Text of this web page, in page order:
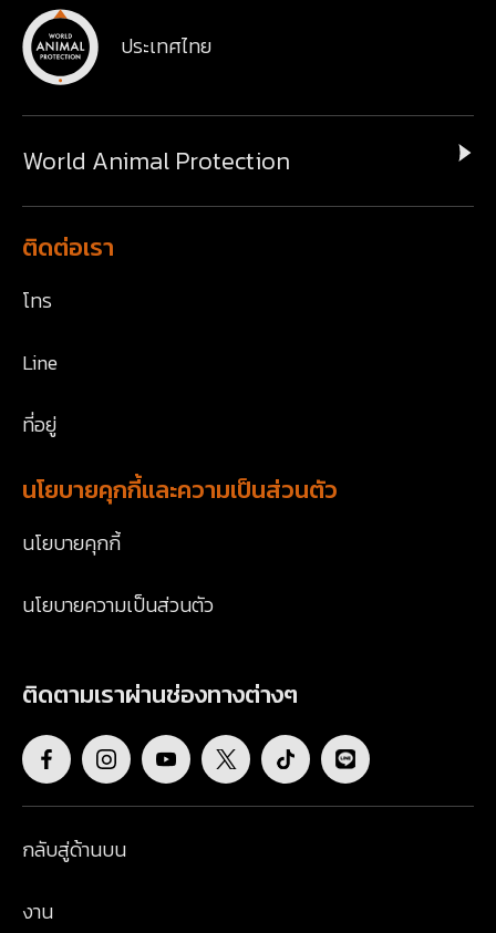
ประเทศไทย
World Animal Protection
ติดต่อเรา
โทร
Line
ที่อยู่
นโยบายคุกกี้และความเป็นส่วนตัว
นโยบายคุกกี้
นโยบายความเป็นส่วนตัว
ติดตามเราผ่านช่องทางต่างๆ
กลับสู่ด้านบน
งาน